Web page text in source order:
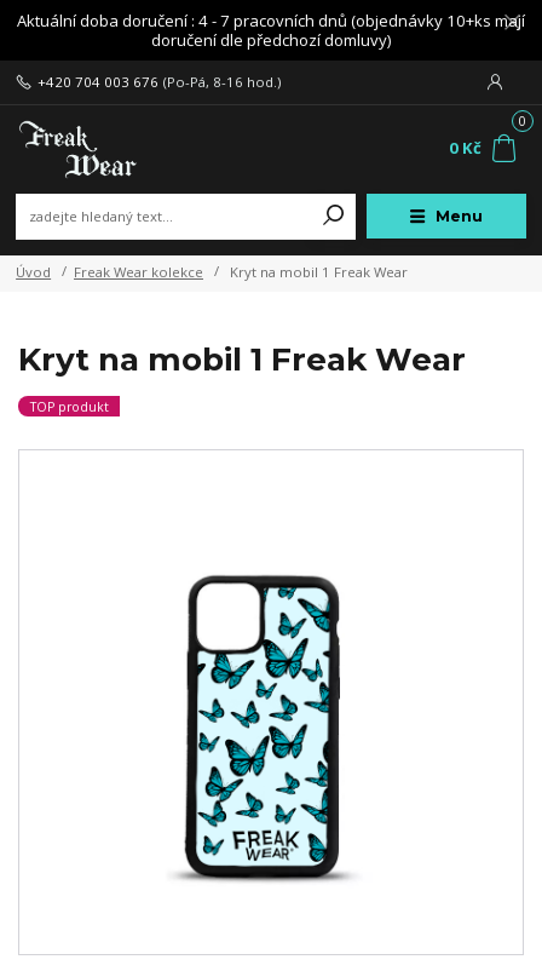
Aktuální doba doručení : 4 - 7 pracovních dnů (objednávky 10+ks mají
doručení dle předchozí domluvy)
Menu
+420 704 003 676 (Po-Pá, 8-16 hod.)
0
0 Kč
Úvod Freak Wear kolekce Kryt na mobil 1 Freak Wear
Kryt na mobil 1 Freak Wear
TOP produkt